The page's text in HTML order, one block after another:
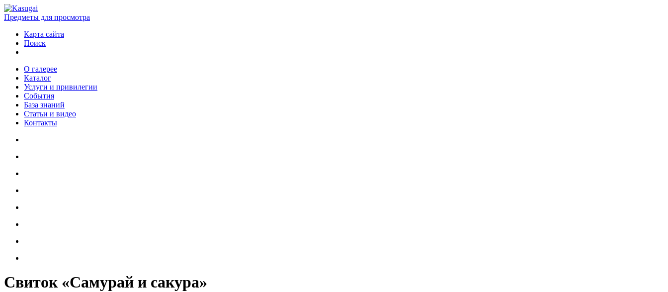
Предметы для просмотра
Карта сайта
Поиск
О галерее
Каталог
Услуги и привилегии
События
База знаний
Статьи и видео
Контакты
Свиток «Самурай и сакура»